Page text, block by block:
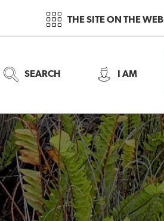
THE SITE ON THE WEB
SEARCH I AM